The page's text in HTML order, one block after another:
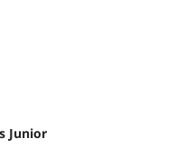
Junior